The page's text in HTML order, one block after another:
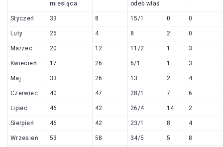
miesiąca odeb.właś.
Styczeń 33 8 15/1 0 0
Luty 26 4 8 2 0
Marzec 20 12 11/2 1 3
Kwiecień 17 26 6/1 1 3
Maj 33 26 13 2 4
Czerwiec 40 47 28/1 7 6
Lipiec 46 42 26/4 14 2
Sierpień 46 42 23/1 8 4
Wrzesień 53 58 34/5 5 8